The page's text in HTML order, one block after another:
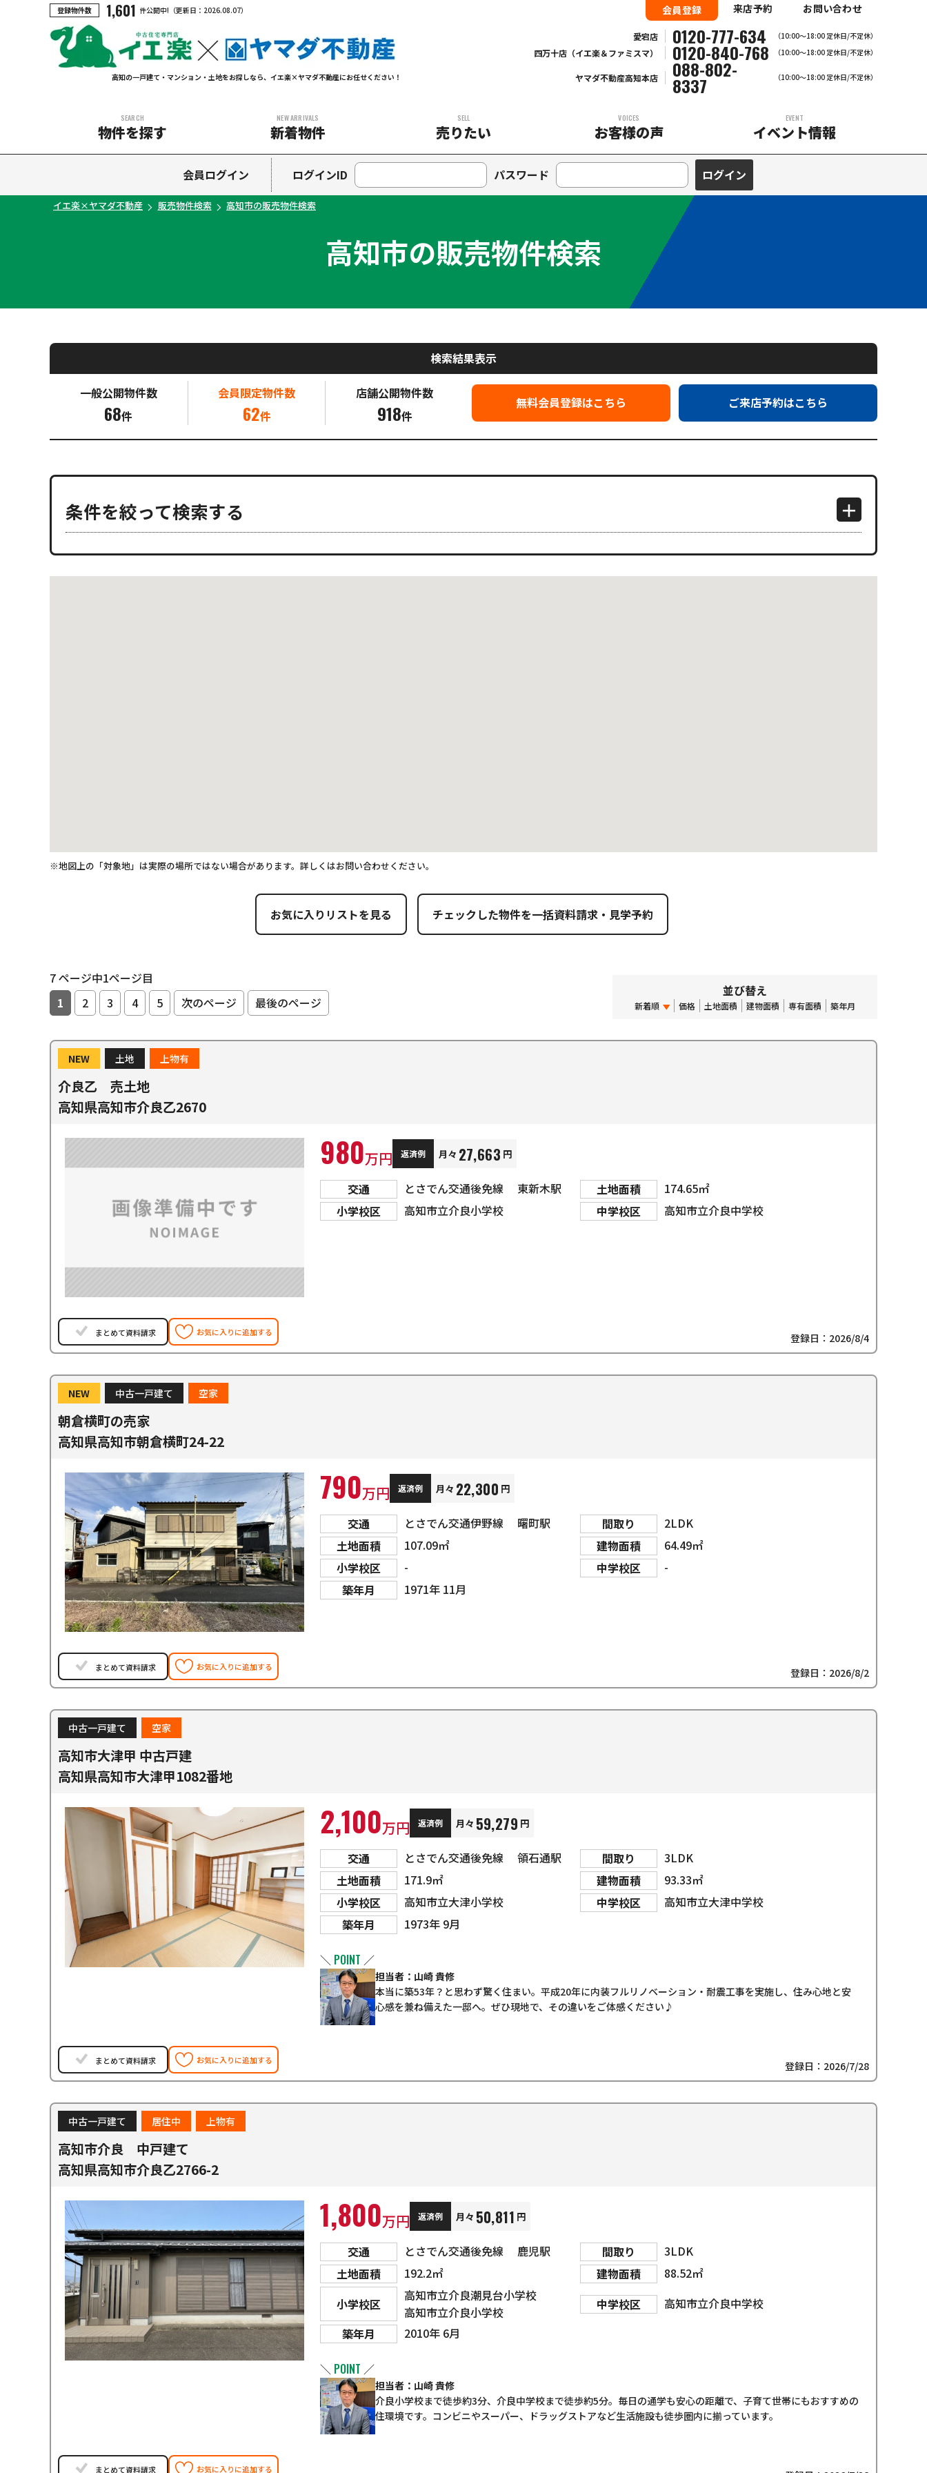
登録物件数 1,601 件公開中! （更新日： 2026.08.07）
高知の一戸建て・マンション・土地をお探しなら、イエ楽×ヤマダ不動産にお任せください！
会員登録 来店予約 お問い合わせ
愛宕店 0120-777-634 （10:00～18:00 定休日/不定休）
四万十店（イエ楽＆ファミスマ） 0120-840-768 （10:00〜18:00 定休日/不定休）
ヤマダ不動産高知本店 088-802-
8337 （10:00～18:00 定休日/不定休）
SEARCH
物件を探す
中古一戸建て
中古マンション
土地
新築一戸建て
NEW ARRIVALS
新着物件
SELL
売りたい
VOICES
お客様の声
EVENT
イベント情報
会員ログイン ログインID パスワード
イエ楽×ヤマダ不動産 販売物件検索 高知市の販売物件検索
高知市の販売物件検索
検索結果表示
一般公開物件数
68件
会員限定物件数
62件
店舗公開物件数
918件
無料会員登録はこちら ご来店予約はこちら
条件を絞って検索する
※地図上の「対象地」は実際の場所ではない場合があります。詳しくはお問い合わせください。
お気に入りリストを見る
7 ページ中1ページ目
1
2 3 4 5 次のページ 最後のページ
並び替え
新着順 価格 土地面積 建物面積 専有面積 築年月
NEW 土地 上物有
介良乙 売土地
高知県高知市介良乙2670
980万円 返済例 月々 27,663 円
交通 とさでん交通後免線 東新木駅 土地面積
174.65㎡
小学校区
高知市立介良小学校 中学校区 高知市立介良中学校
まとめて資料請求 お気に入りに追加する 登録日：2026/8/4
NEW 中古一戸建て 空家
朝倉横町の売家
高知県高知市朝倉横町24-22
790万円 返済例 月々 22,300 円
交通 とさでん交通伊野線 曙町駅 間取り
2LDK
土地面積
107.09㎡ 建物面積
64.49㎡
小学校区
- 中学校区
-
築年月
1971年 11月
まとめて資料請求 お気に入りに追加する 登録日：2026/8/2
中古一戸建て 空家
高知市大津甲 中古戸建
高知県高知市大津甲1082番地
2,100万円 返済例 月々 59,279 円
交通 とさでん交通後免線 領石通駅 間取り
3LDK
土地面積
171.9㎡ 建物面積
93.33㎡
小学校区
高知市立大津小学校 中学校区
高知市立大津中学校
築年月
1973年 9月
＼ POINT ／
担当者：山崎 貴修
本当に築53年？と思わず驚く住まい。平成20年に内装フルリノベーション・耐震工事を実施し、住み心地と安
心感を兼ね備えた一邸へ。ぜひ現地で、その違いをご体感ください♪
まとめて資料請求 お気に入りに追加する 登録日：2026/7/28
中古一戸建て 居住中 上物有
高知市介良 中戸建て
高知県高知市介良乙2766-2
1,800万円 返済例 月々 50,811 円
交通 とさでん交通後免線 鹿児駅 間取り
3LDK
土地面積
192.2㎡ 建物面積
88.52㎡
小学校区
高知市立介良潮見台小学校
高知市立介良小学校
中学校区
高知市立介良中学校
築年月
2010年 6月
＼ POINT ／
担当者：山崎 貴修
介良小学校まで徒歩約3分、介良中学校まで徒歩約5分。毎日の通学も安心の距離で、子育て世帯にもおすすめの
住環境です。コンビニやスーパー、ドラッグストアなど生活施設も徒歩圏内に揃っています。
まとめて資料請求 お気に入りに追加する